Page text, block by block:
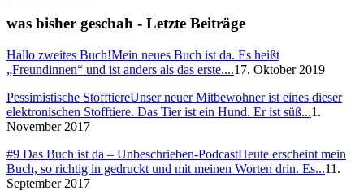
was bisher geschah - Letzte Beiträge
Hallo zweites Buch!Mein neues Buch ist da. Es heißt
„Freundinnen“ und ist anders als das erste....17. Oktober 2019
Pessimistische StofftiereUnser neuer Mitbewohner ist eines dieser
elektronischen Stofftiere. Das Tier ist ein Hund. Er ist süß...1.
November 2017
#9 Das Buch ist da – Unbeschrieben-PodcastHeute erscheint mein
Buch, so richtig in gedruckt und mit meinen Worten drin. Es...11.
September 2017